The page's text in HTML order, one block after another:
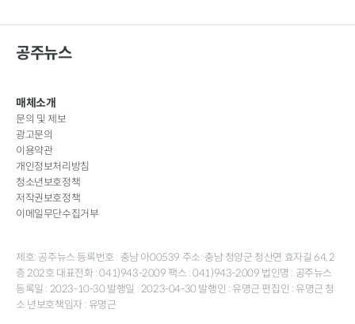
공주뉴스
매체소개
문의 및 제보
광고문의
이용약관
개인정보처리방침
청소년보호정책
저작권보호정책
이메일무단수집거부
제호: 공주뉴스 등록번호 : 충남 아00539 주소: 충남 청양군 청산면 효자길 64, 2
층 202호 대표전화 : 041)943-2009 팩스 : 041)943-2009 법인명 : 공주뉴스
등록일 : 2023-10-30 발행일 : 2023-04-30 발행인 : 유명근 편집인 : 유명근 청
소 년보호책임자 : 유명근